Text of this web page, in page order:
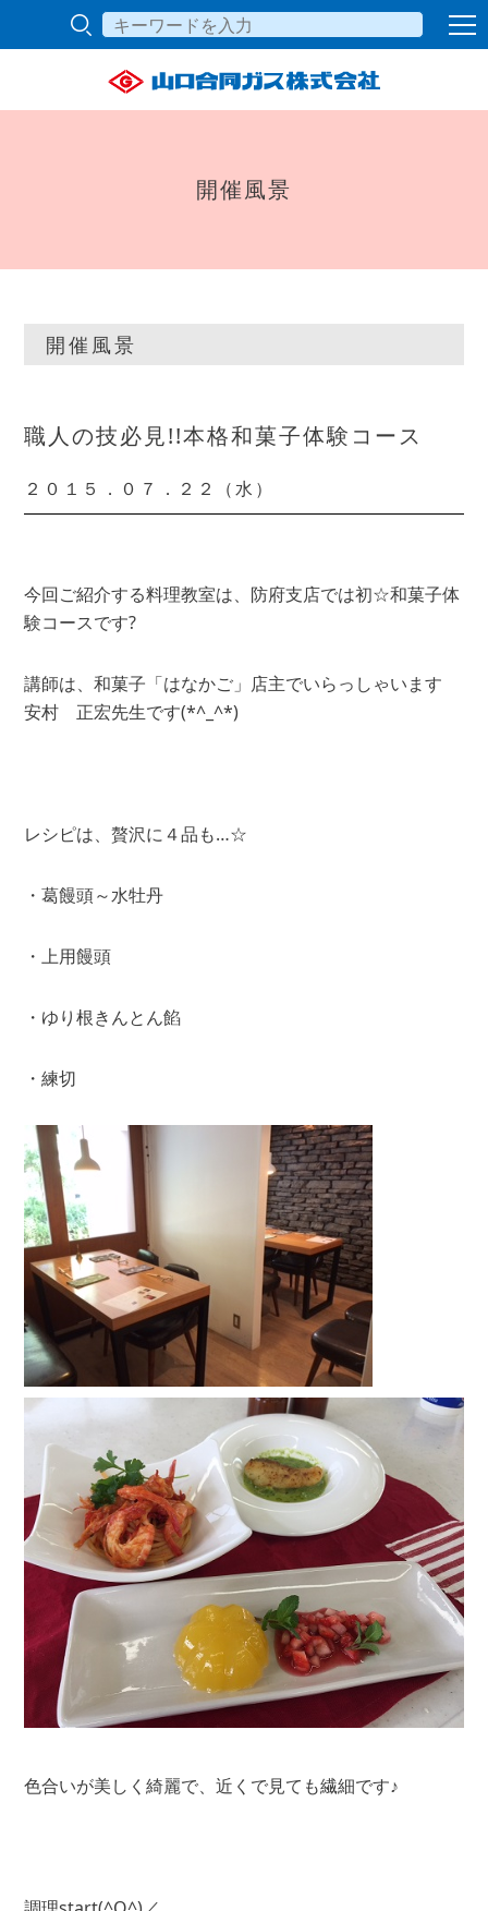
開催風景
開催風景
職人の技必見!!本格和菓子体験コース
２０１５．０７．２２（水）
今回ご紹介する料理教室は、防府支店では初☆和菓子体
験コースです?
講師は、和菓子「はなかご」店主でいらっしゃいます
安村 正宏先生です(*^_^*)
レシピは、贅沢に４品も…☆
・葛饅頭～水牡丹
・上用饅頭
・ゆり根きんとん餡
・練切
色合いが美しく綺麗で、近くで見ても繊細です♪